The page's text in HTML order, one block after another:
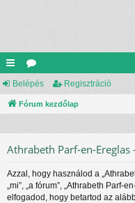
yo
rs
ke
ór
u
ok
Belépés Regisztráció
Fórum kezdőlap
Athrabeth Parf-en-Ereglas
Azzal, hogy használod a
„mi”, „a fórum”, „Athrabeth Parf-
elfogadod, hogy betartod az